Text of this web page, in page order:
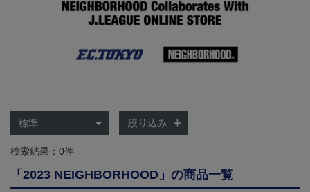
絞り込み
検索結果：0件
「2023 NEIGHBORHOOD」の商品一覧